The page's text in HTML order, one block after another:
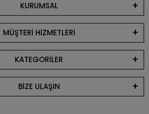
KURUMSAL
MÜŞTERİ HİZMETLERİ
KATEGORİLER
BİZE ULAŞIN